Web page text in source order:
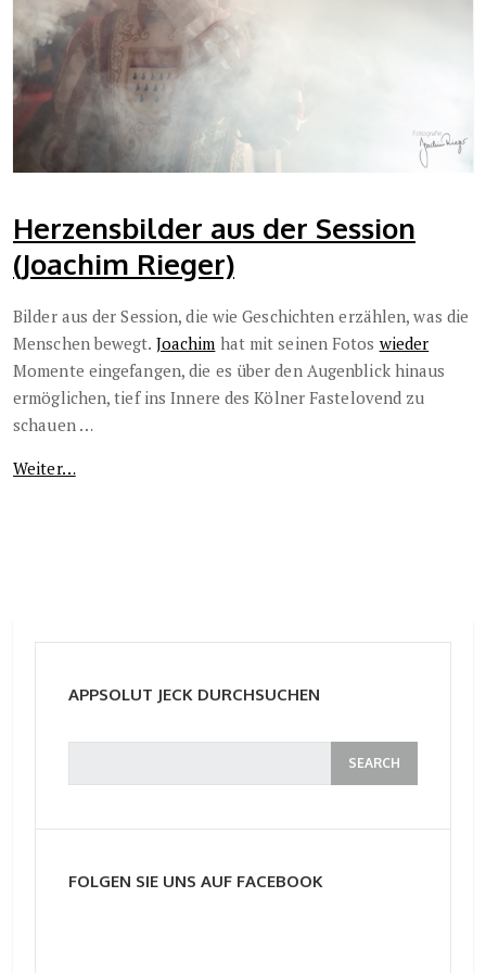
Herzensbilder aus der Session
(Joachim Rieger)
Bilder aus der Session, die wie Geschichten erzählen, was die
Menschen bewegt. Joachim hat mit seinen Fotos wieder
Momente eingefangen, die es über den Augenblick hinaus
ermöglichen, tief ins Innere des Kölner Fastelovend zu
schauen …
Weiter…
APPSOLUT JECK DURCHSUCHEN
FOLGEN SIE UNS AUF FACEBOOK